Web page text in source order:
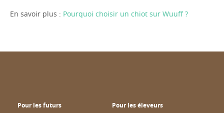
En savoir plus : Pourquoi choisir un chiot sur Wuuff ?
Pour les futurs
Pour les éleveurs